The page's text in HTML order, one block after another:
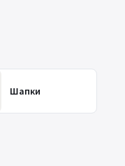
Шапки